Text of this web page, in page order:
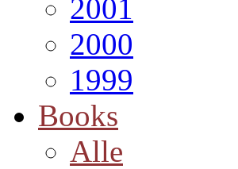
2001
2000
1999
Books
Alle